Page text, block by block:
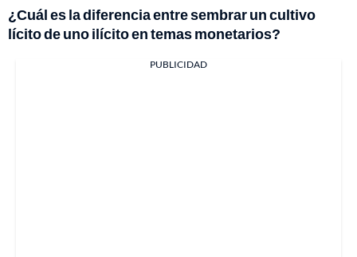
¿Cuál es la diferencia entre sembrar un cultivo
lícito de uno ilícito en temas monetarios?
PUBLICIDAD